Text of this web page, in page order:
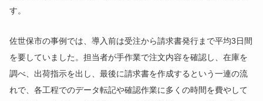
す。
佐世保市の事例では、導入前は受注から請求書発行まで平均3日間
を要していました。担当者が手作業で注文内容を確認し、在庫を
調べ、出荷指示を出し、最後に請求書を作成するという一連の流
れで、各工程でのデータ転記や確認作業に多くの時間を費やして